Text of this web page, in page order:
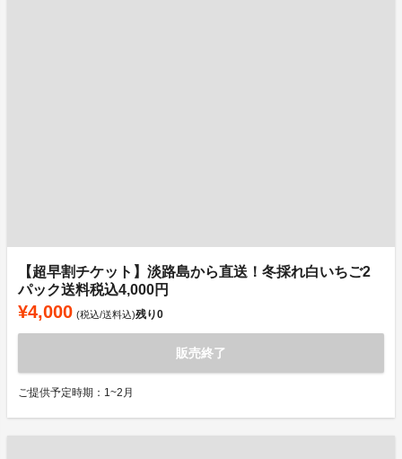
【超早割チケット】淡路島から直送！冬採れ白いちご2
パック送料税込4,000円
¥4,000 (税込/送料込)残り0
販売終了
ご提供予定時期：1~2月